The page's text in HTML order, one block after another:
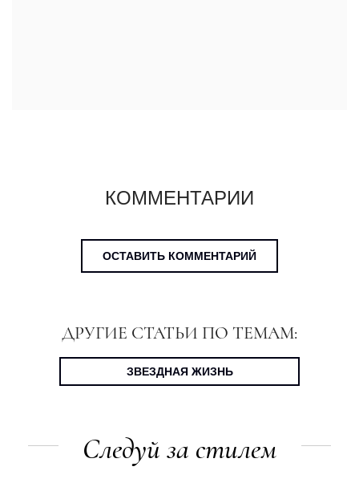
КОММЕНТАРИИ
ОСТАВИТЬ КОММЕНТАРИЙ
ДРУГИЕ СТАТЬИ ПО ТЕМАМ:
ЗВЕЗДНАЯ ЖИЗНЬ
Следуй за стилем